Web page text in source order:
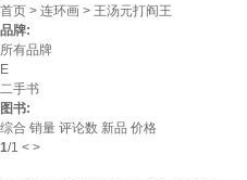
首页 > 连环画 > 王汤元打阎王
品牌:
所有品牌
E
二手书
图书:
综合 销量 评论数 新品 价格
1/1 < >